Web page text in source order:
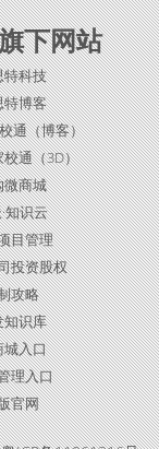
下网站
特科技
特博客
通（博客）
校通（3D）
微商城
知识云
目管理
投资股权
攻略
知识库
城入口
理入口
官网